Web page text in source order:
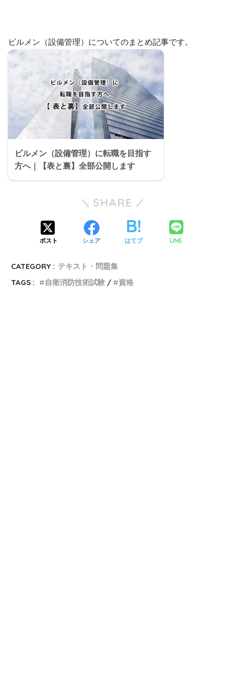
ビルメン（設備管理）についてのまとめ記事です。
ビルメン（設備管理）に転職を目指す
方へ｜【表と裏】全部公開します
SHARE
ポスト シェア はてブ LINE
CATEGORY : テキスト・問題集
TAGS :
自衛消防技術試験 資格